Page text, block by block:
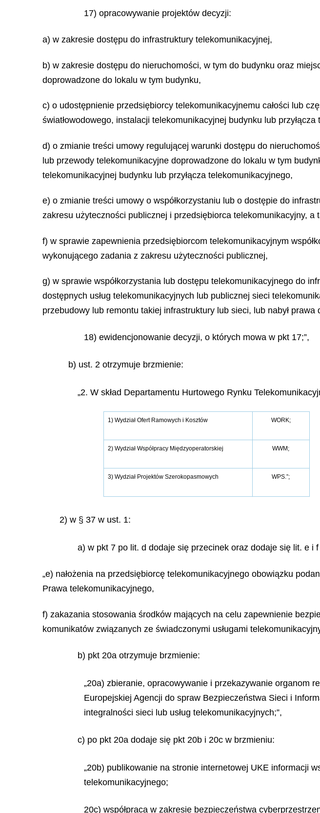
17) opracowywanie projektów decyzji:
a) w zakresie dostępu do infrastruktury telekomunikacyjnej,
b) w zakresie dostępu do nieruchomości, w tym do budynku oraz
doprowadzone do lokalu w tym budynku,
c) o udostępnienie przedsiębiorcy telekomunikacyjnemu całości lub
światłowodowego, instalacji telekomunikacyjnej budynku lub
d) o zmianie treści umowy regulującej warunki dostępu do
lub przewody telekomunikacyjne doprowadzone do lokalu w tym
telekomunikacyjnej budynku lub przyłącza telekomunikacyjnego,
e) o zmianie treści umowy o współkorzystaniu lub o dostępie do
zakresu użyteczności publicznej i przedsiębiorca telekomunikacyjny,
f) w sprawie zapewnienia przedsiębiorcom telekomunikacyjnym
wykonującego zadania z zakresu użyteczności publicznej,
g) w sprawie współkorzystania lub dostępu telekomunikacyjnego do
dostępnych usług telekomunikacyjnych lub publicznej sieci
przebudowy lub remontu takiej infrastruktury lub sieci, lub nabył
18) ewidencjonowanie decyzji, o których mowa w pkt 17;”,
b) ust. 2 otrzymuje brzmienie:
„2. W skład Departamentu Hurtowego Rynku
1) Wydział Ofert Ramowych i Kosztów WORK;
2) Wydział Współpracy Międzyoperatorskiej WWM;
3) Wydział Projektów Szerokopasmowych WPS.”;
2) w § 37 w ust. 1:
a) w pkt 7 po lit. d dodaje się przecinek oraz dodaje się lit. e i
„e) nałożenia na przedsiębiorcę telekomunikacyjnego obowiązku
Prawa telekomunikacyjnego,
f) zakazania stosowania środków mających na celu zapewnienie
komunikatów związanych ze świadczonymi usługami
b) pkt 20a otrzymuje brzmienie:
„20a) zbieranie, opracowywanie i przekazywanie organom
Europejskiej Agencji do spraw Bezpieczeństwa Sieci i
integralności sieci lub usług telekomunikacyjnych;”,
c) po pkt 20a dodaje się pkt 20b i 20c w brzmieniu:
„20b) publikowanie na stronie internetowej UKE informacji
telekomunikacyjnego;
20c) współpraca w zakresie bezpieczeństwa